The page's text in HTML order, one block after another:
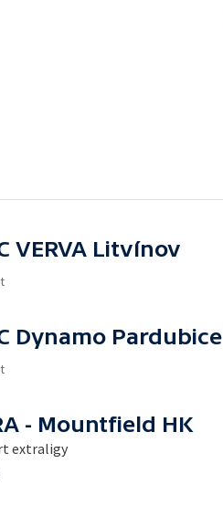
VERVA Litvínov
Dynamo Pardubice
- Mountfield HK
extraligy